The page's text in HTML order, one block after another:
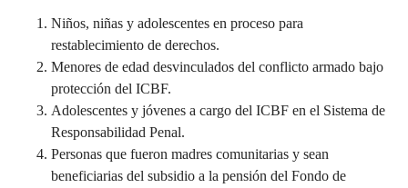
Niños, niñas y adolescentes en proceso para
restablecimiento de derechos.
Menores de edad desvinculados del conflicto armado bajo
protección del ICBF.
Adolescentes y jóvenes a cargo del ICBF en el Sistema de
Responsabilidad Penal.
Personas que fueron madres comunitarias y sean
beneficiarias del subsidio a la pensión del Fondo de